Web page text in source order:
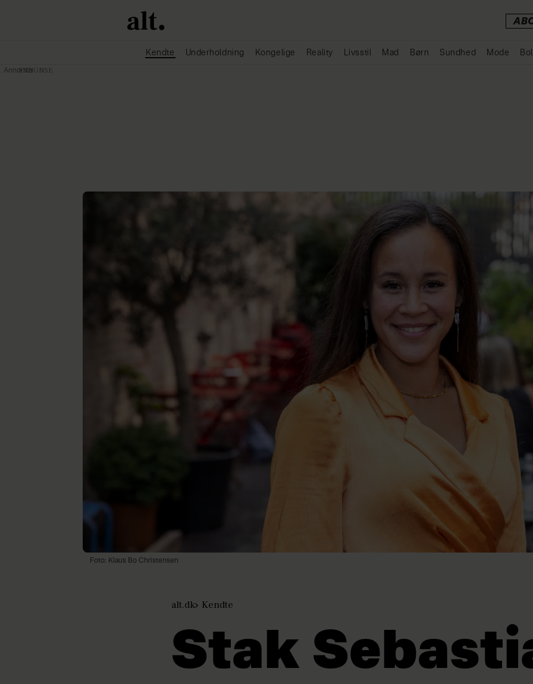
Kendte Underholdning Kongelige Reality Livsstil Mad Børn Sundhed Mode
Foto: Klaus Bo Christensen
alt.dk Kendte
Stak
Annonce